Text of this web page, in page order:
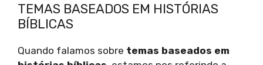
TEMAS BASEADOS EM HISTÓRIAS
BÍBLICAS
Quando falamos sobre temas baseados em